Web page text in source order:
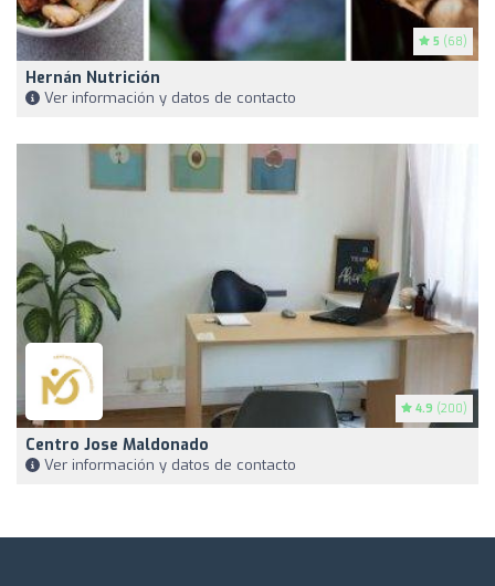
5 (68)
Hernán Nutrición
Ver información y datos de contacto
4.9 (200)
Centro Jose Maldonado
Ver información y datos de contacto